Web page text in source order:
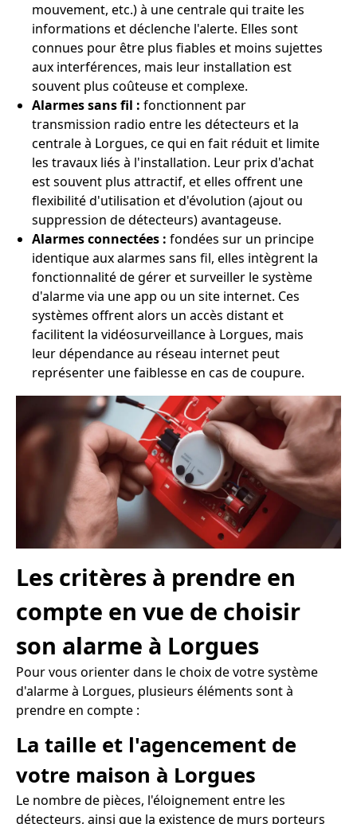
mouvement, etc.) à une centrale qui traite les
informations et déclenche l'alerte. Elles sont
connues pour être plus fiables et moins sujettes
aux interférences, mais leur installation est
souvent plus coûteuse et complexe.
Alarmes sans fil : fonctionnent par
transmission radio entre les détecteurs et la
centrale à Lorgues, ce qui en fait réduit et limite
les travaux liés à l'installation. Leur prix d'achat
est souvent plus attractif, et elles offrent une
flexibilité d'utilisation et d'évolution (ajout ou
suppression de détecteurs) avantageuse.
Alarmes connectées : fondées sur un principe
identique aux alarmes sans fil, elles intègrent la
fonctionnalité de gérer et surveiller le système
d'alarme via une app ou un site internet. Ces
systèmes offrent alors un accès distant et
facilitent la vidéosurveillance à Lorgues, mais
leur dépendance au réseau internet peut
représenter une faiblesse en cas de coupure.
Les critères à prendre en
compte en vue de choisir
son alarme à Lorgues
Pour vous orienter dans le choix de votre système
d'alarme à Lorgues, plusieurs éléments sont à
prendre en compte :
La taille et l'agencement de
votre maison à Lorgues
Le nombre de pièces, l'éloignement entre les
détecteurs, ainsi que la existence de murs porteurs